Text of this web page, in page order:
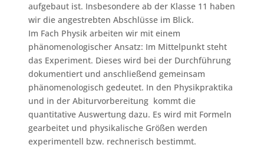
aufgebaut ist. Insbesondere ab der Klasse 11 haben
wir die angestrebten Abschlüsse im Blick.
Im Fach Physik arbeiten wir mit einem
phänomenologischer Ansatz: Im Mittelpunkt steht
das Experiment. Dieses wird bei der Durchführung
dokumentiert und anschließend gemeinsam
phänomenologisch gedeutet. In den Physikpraktika
und in der Abiturvorbereitung kommt die
quantitative Auswertung dazu. Es wird mit Formeln
gearbeitet und physikalische Größen werden
experimentell bzw. rechnerisch bestimmt.